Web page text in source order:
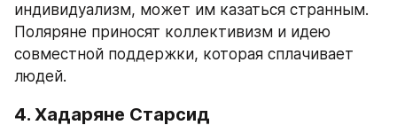
индивидуализм, может им казаться странным.
Поляряне приносят коллективизм и идею
совместной поддержки, которая сплачивает
людей.
4. Хадаряне Старсид